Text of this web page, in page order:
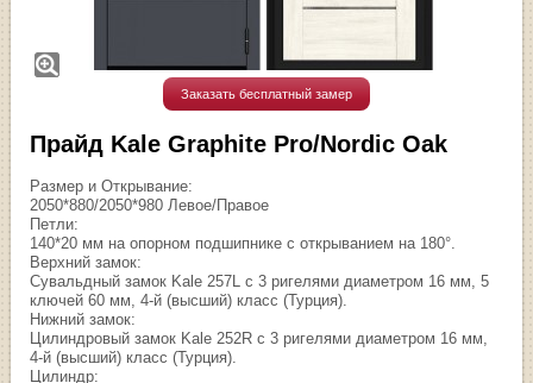
Заказать бесплатный замер
Прайд Kale Graphite Pro/Nordic Oak
Размер и Открывание:
2050*880/2050*980 Левое/Правое
Петли:
140*20 мм на опорном подшипнике с открыванием на 180°.
Верхний замок:
Сувальдный замок Kale 257L с 3 ригелями диаметром 16 мм, 5
ключей 60 мм, 4-й (высший) класс (Турция).
Нижний замок:
Цилиндровый замок Kale 252R с 3 ригелями диаметром 16 мм,
4-й (высший) класс (Турция).
Цилиндр: